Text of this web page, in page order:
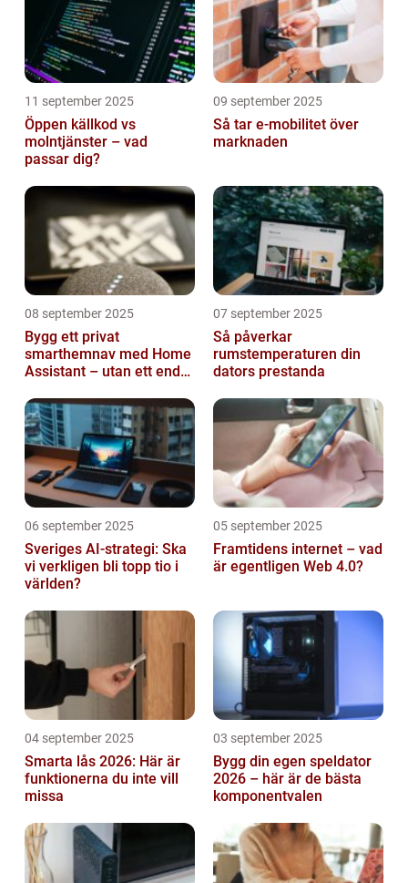
11 september 2025
Öppen källkod vs
molntjänster – vad
passar dig?
09 september 2025
Så tar e-mobilitet över
marknaden
08 september 2025
Bygg ett privat
smarthemnav med Home
Assistant – utan ett enda
07 september 2025
Så påverkar
rumstemperaturen din
dators prestanda
06 september 2025
Sveriges AI-strategi: Ska
vi verkligen bli topp tio i
världen?
05 september 2025
Framtidens internet – vad
är egentligen Web 4.0?
04 september 2025
Smarta lås 2026: Här är
funktionerna du inte vill
missa
03 september 2025
Bygg din egen speldator
2026 – här är de bästa
komponentvalen